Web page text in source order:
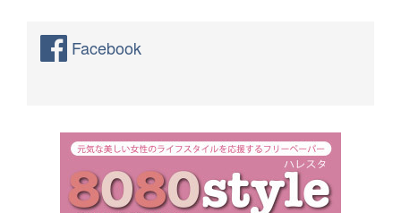
Facebook